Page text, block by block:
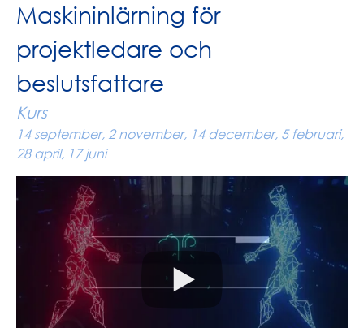
Maskininlärning för
projektledare och
beslutsfattare
Kurs
14 september, 2 november, 14 december, 5 februari,
28 april, 17 juni